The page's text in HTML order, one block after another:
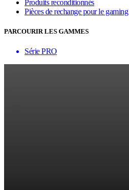
Produits reconditionnés
Pièces de rechange pour le gaming
PARCOURIR LES GAMMES
Série PRO